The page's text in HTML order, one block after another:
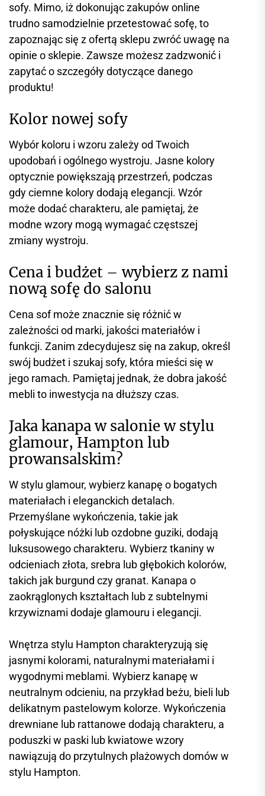
sofy. Mimo, iż dokonując zakupów online
trudno samodzielnie przetestować sofę, to
zapoznając się z ofertą sklepu zwróć uwagę na
opinie o sklepie. Zawsze możesz zadzwonić i
zapytać o szczegóły dotyczące danego
produktu!
Kolor nowej sofy
Wybór koloru i wzoru zależy od Twoich
upodobań i ogólnego wystroju. Jasne kolory
optycznie powiększają przestrzeń, podczas
gdy ciemne kolory dodają elegancji. Wzór
może dodać charakteru, ale pamiętaj, że
modne wzory mogą wymagać częstszej
zmiany wystroju.
Cena i budżet – wybierz z nami
nową sofę do salonu
Cena sof może znacznie się różnić w
zależności od marki, jakości materiałów i
funkcji. Zanim zdecydujesz się na zakup, określ
swój budżet i szukaj sofy, która mieści się w
jego ramach. Pamiętaj jednak, że dobra jakość
mebli to inwestycja na dłuższy czas.
Jaka kanapa w salonie w stylu
glamour, Hampton lub
prowansalskim?
W stylu glamour, wybierz kanapę o bogatych
materiałach i eleganckich detalach.
Przemyślane wykończenia, takie jak
połyskujące nóżki lub ozdobne guziki, dodają
luksusowego charakteru. Wybierz tkaniny w
odcieniach złota, srebra lub głębokich kolorów,
takich jak burgund czy granat. Kanapa o
zaokrąglonych kształtach lub z subtelnymi
krzywiznami dodaje glamouru i elegancji.
Wnętrza stylu Hampton charakteryzują się
jasnymi kolorami, naturalnymi materiałami i
wygodnymi meblami. Wybierz kanapę w
neutralnym odcieniu, na przykład beżu, bieli lub
delikatnym pastelowym kolorze. Wykończenia
drewniane lub rattanowe dodają charakteru, a
poduszki w paski lub kwiatowe wzory
nawiązują do przytulnych plażowych domów w
stylu Hampton.